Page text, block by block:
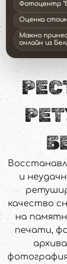
Фотоцентр
Оценка
Можно
онлайн из
и
качество
на
печати,